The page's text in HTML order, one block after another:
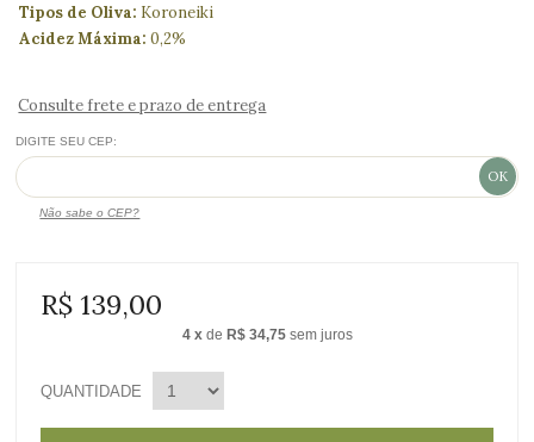
Tipos de Oliva: Koroneiki
Acidez Máxima: 0,2%
Consulte frete e prazo de entrega
DIGITE SEU CEP:
Não sabe o CEP?
R$ 139,00
4 x de R$ 34,75 sem juros
QUANTIDADE